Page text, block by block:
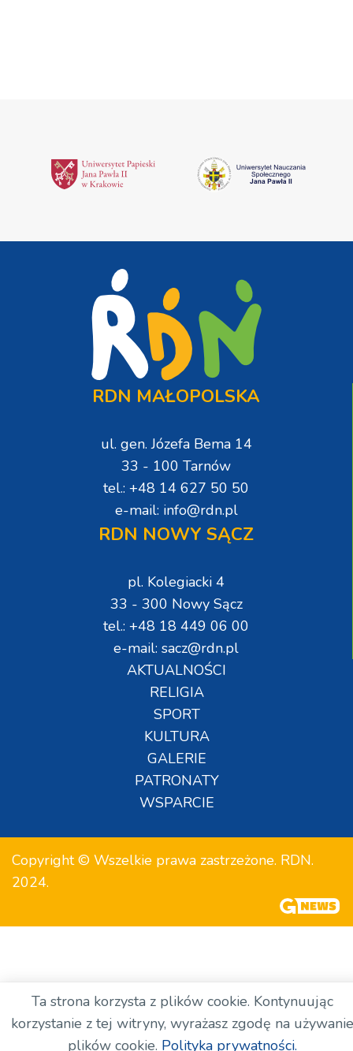
RDN MAŁOPOLSKA
ul. gen. Józefa Bema 14
33 - 100 Tarnów
tel.: +48 14 627 50 50
e-mail: info@rdn.pl
RDN NOWY SĄCZ
pl. Kolegiacki 4
33 - 300 Nowy Sącz
tel.: +48 18 449 06 00
e-mail: sacz@rdn.pl
AKTUALNOŚCI
RELIGIA
SPORT
KULTURA
GALERIE
PATRONATY
WSPARCIE
Copyright © Wszelkie prawa zastrzeżone. RDN.
2024.
Ta strona korzysta z plików cookie. Kontynuując
korzystanie z tej witryny, wyrażasz zgodę na używanie
plików cookie. Polityka prywatności.